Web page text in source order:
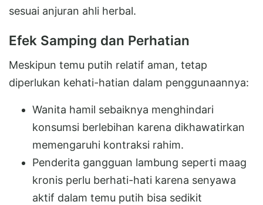
sesuai anjuran ahli herbal.
Efek Samping dan Perhatian
Meskipun temu putih relatif aman, tetap
diperlukan kehati-hatian dalam penggunaannya:
Wanita hamil sebaiknya menghindari
konsumsi berlebihan karena dikhawatirkan
memengaruhi kontraksi rahim.
Penderita gangguan lambung seperti maag
kronis perlu berhati-hati karena senyawa
aktif dalam temu putih bisa sedikit